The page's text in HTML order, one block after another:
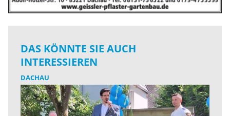
DAS KÖNNTE SIE AUCH
INTERESSIEREN
DACHAU